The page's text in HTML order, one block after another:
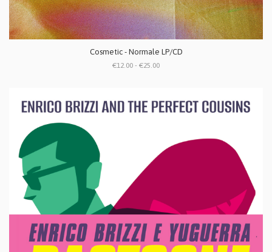
Cosmetic - Normale LP/CD
€12.00 - €25.00